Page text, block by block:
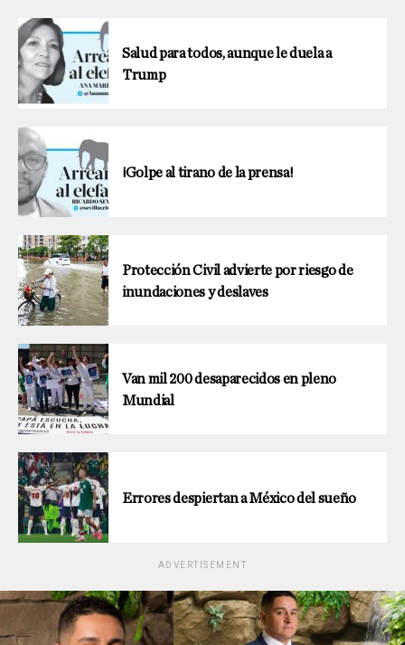
Salud para todos, aunque le duela a
Trump
¡Golpe al tirano de la prensa!
Protección Civil advierte por riesgo de
inundaciones y deslaves
Van mil 200 desaparecidos en pleno
Mundial
Errores despiertan a México del sueño
ADVERTISEMENT